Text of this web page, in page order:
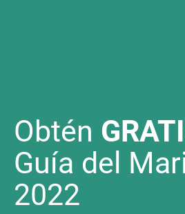
Obtén
Guía del
2022